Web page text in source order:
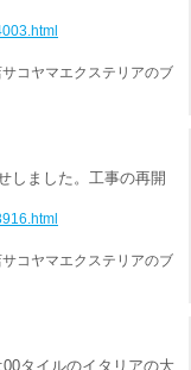
コヤマエクステリアのブ
しました。工事の再開
コヤマエクステリアのブ
タイルのイタリアの大